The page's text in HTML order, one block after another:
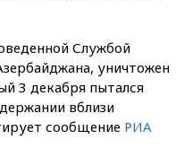
Службой
уничтожен
3 декабря пытался
вблизи
сообщение РИА